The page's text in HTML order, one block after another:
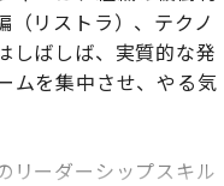
（リストラ）、テクノ
しばしば、実質的な発
ムを集中させ、やる気
リーダーシップスキル